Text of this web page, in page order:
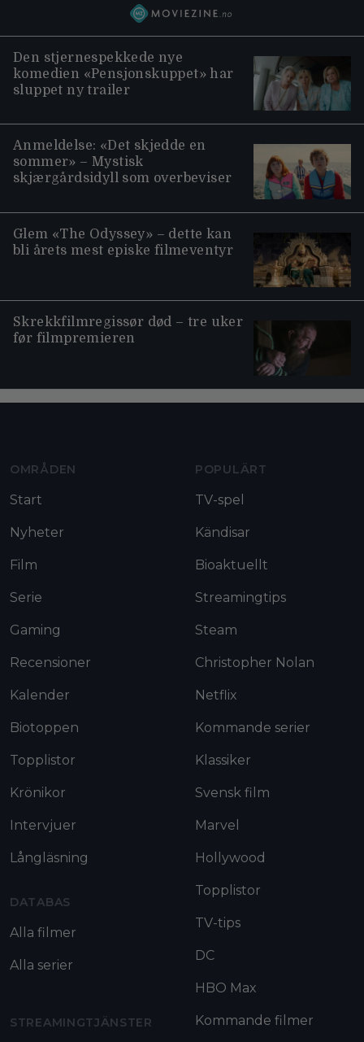
Den stjernespekkede nye
komedien «Pensjonskuppet» har
sluppet ny trailer
Anmeldelse: «Det skjedde en
sommer» – Mystisk
skjærgårdsidyll som overbeviser
Glem «The Odyssey» – dette kan
bli årets mest episke filmeventyr
Skrekkfilmregissør død – tre uker
før filmpremieren
OMRÅDEN
Start
Nyheter
Film
Serie
Gaming
Recensioner
Kalender
Biotoppen
Topplistor
Krönikor
Intervjuer
Långläsning
DATABAS
Alla filmer
Alla serier
STREAMINGTJÄNSTER
POPULÄRT
TV-spel
Kändisar
Bioaktuellt
Streamingtips
Steam
Christopher Nolan
Netflix
Kommande serier
Klassiker
Svensk film
Marvel
Hollywood
Topplistor
TV-tips
DC
HBO Max
Kommande filmer